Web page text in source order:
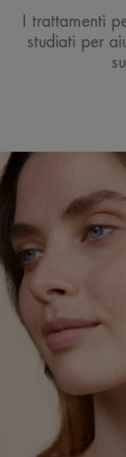
I trattamenti
studiati per